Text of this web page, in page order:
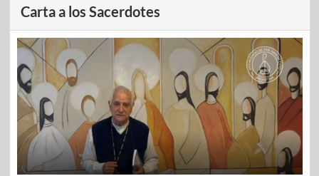
Carta a los Sacerdotes